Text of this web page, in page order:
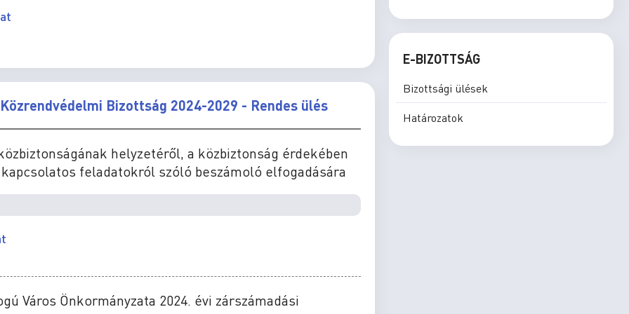
Bizottság 2024-2029 - Rendes ülés
helyzetéről, a közbiztonság érdekében
feladatokról szóló beszámoló elfogadására
Város Önkormányzata 2024. évi zárszámadási
E-BIZOTTSÁG
Bizottsági ülések
Határozatok